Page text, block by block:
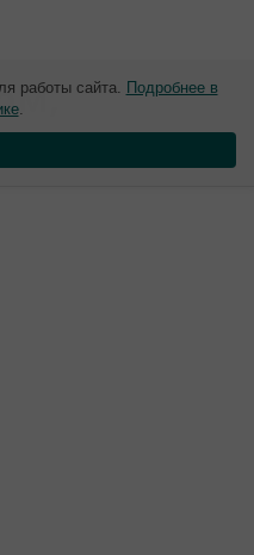
и
работы сайта. Подробнее в
.